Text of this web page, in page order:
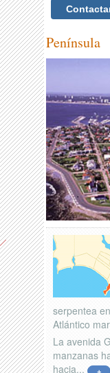
Península
serpentea
Atlántico
La avenida
manzanas
hacia...